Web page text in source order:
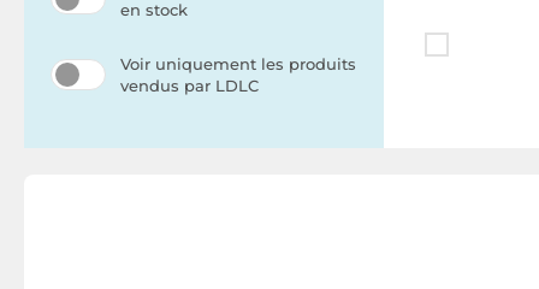
en stock
Voir uniquement les produits
vendus par LDLC